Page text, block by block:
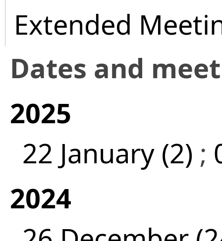
Extended
Dates and
2025
22 January (2) ;
2024